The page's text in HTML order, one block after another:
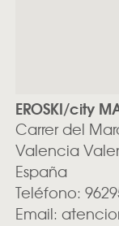
EROSKI/city
Carrer del
Valencia
España
Teléfono:
Email: